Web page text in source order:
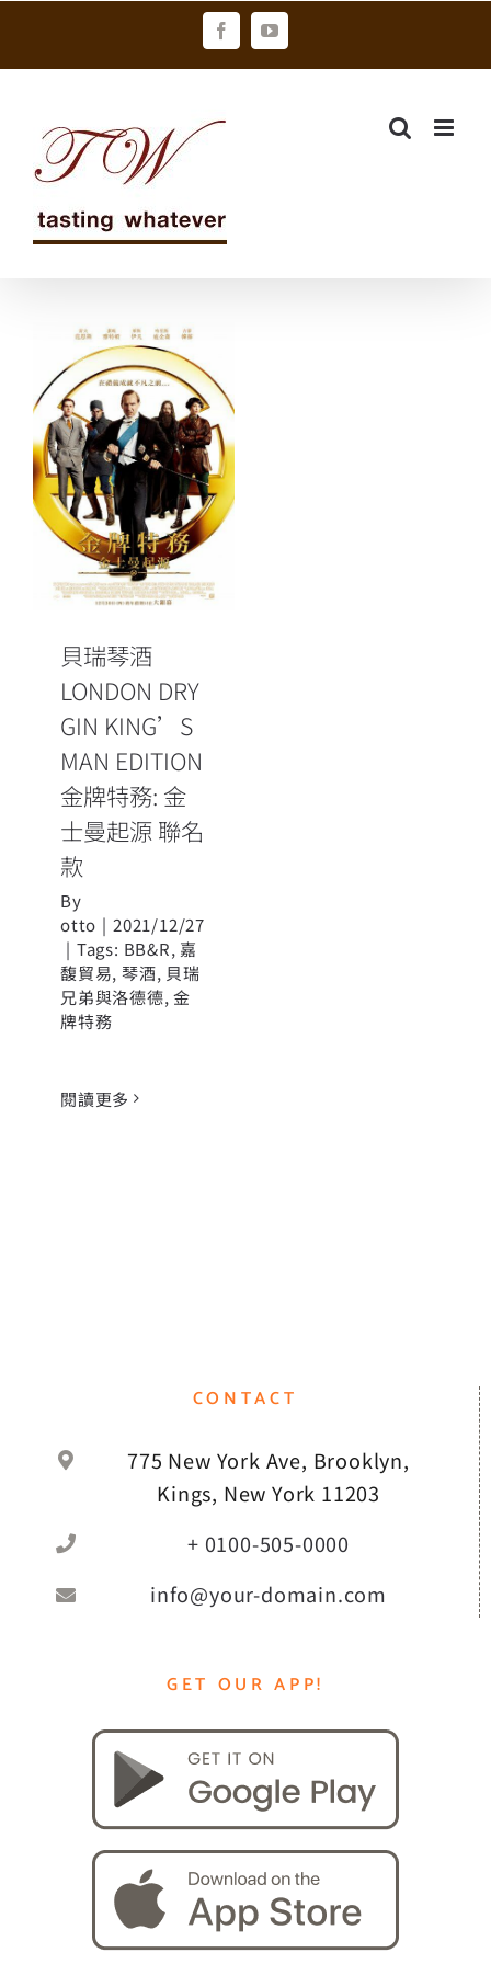
FacebookYouTube
貝瑞琴酒
LONDON DRY
GIN KING’S
MAN EDITION
金牌特務: 金士
曼起源 聯名款
貝瑞琴酒
LONDON DRY
GIN KING’S
MAN EDITION
金牌特務: 金
士曼起源 聯名
款
By
otto | 2021/12/27
| Tags: BB&R, 嘉
馥貿易,琴酒, 貝瑞
兄弟與洛德德,金
牌特務
閱讀更多
CONTACT
775 New York Ave, Brooklyn,
Kings, New York 11203
+ 0100-505-0000
info@your-domain.com
GET OUR APP!